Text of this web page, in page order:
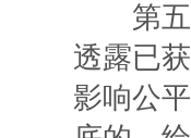
第五
透露已
影响公